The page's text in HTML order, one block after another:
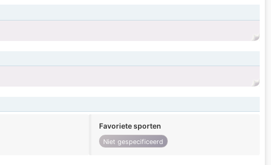
Favoriete sporten
Niet gespecificeerd